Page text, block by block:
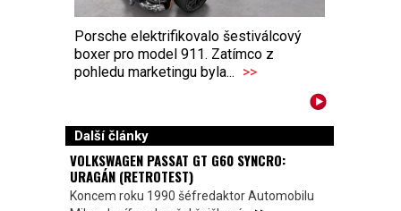
Porsche elektrifikovalo šestiválcový
boxer pro model 911. Zatímco z
pohledu marketingu byla... >>
Další články
VOLKSWAGEN PASSAT GT G60 SYNCRO:
URAGÁN (RETROTEST)
Koncem roku 1990 šéfredaktor Automobilu